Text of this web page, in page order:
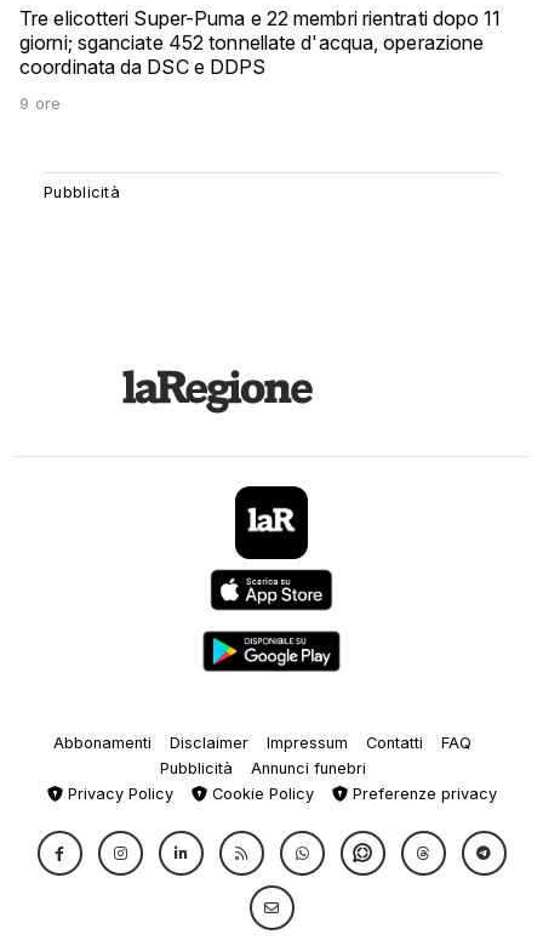
Tre elicotteri Super-Puma e 22 membri rientrati dopo 11
giorni; sganciate 452 tonnellate d'acqua, operazione
coordinata da DSC e DDPS
9 ore
Abbonamenti Disclaimer Impressum Contatti
FAQ
Pubblicità
Annunci funebri
Privacy Policy
Cookie Policy Preferenze privacy